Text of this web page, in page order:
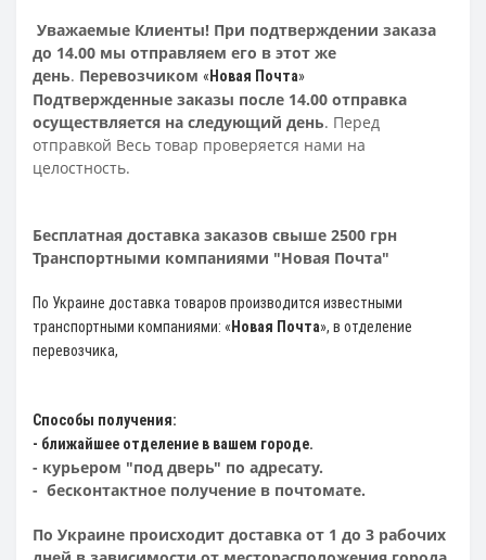
Уважаемые Клиенты! При подтверждении заказа
до 14.00 мы отправляем его в этот же
день. Перевозчиком «Новая Почта»
Подтвержденные заказы после 14.00 отправка
осуществляется на следующий день. Перед
отправкой Весь товар проверяется нами на
целостность.
Бесплатная доставка заказов свыше 2500 грн
Транспортными компаниями "Новая Почта"
По Украине доставка товаров производится известными
транспортными компаниями: «Новая Почта», в отделение
перевозчика,
Способы получения:
- ближайшее отделение в вашем городе.
- курьером "под дверь" по адресату.
- бесконтактное получение в почтомате.
По Украине происходит доставка от 1 до 3 рабочих